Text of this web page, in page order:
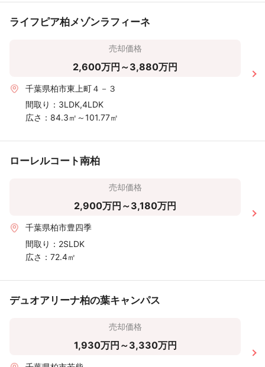
ライフピア柏メゾンラフィーネ
売却価格
2,600万円～3,880万円
千葉県柏市東上町４－３
間取り： 3LDK,4LDK
広さ： 84.3㎡～101.77㎡
ローレルコート南柏
売却価格
2,900万円～3,180万円
千葉県柏市豊四季
間取り： 2SLDK
広さ： 72.4㎡
デュオアリーナ柏の葉キャンパス
売却価格
1,930万円～3,330万円